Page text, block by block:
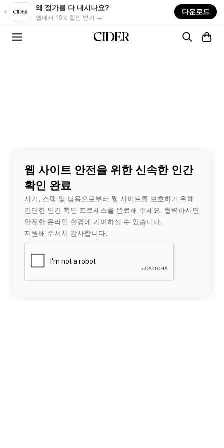
Skip to main content
왜 정가를 다 내시나요?
앱에서 15% 할인 받기 →
다운로드
웹 사이트 안전을 위한 신속한 인간
확인 완료
사기, 스팸 및 남용으로부터 웹 사이트를 보호하기 위해
간단한 인간 확인 프로세스를 완료해 주세요. 협력하시면
안전한 온라인 환경에 기여하실 수 있습니다.
지원해 주셔서 감사합니다.